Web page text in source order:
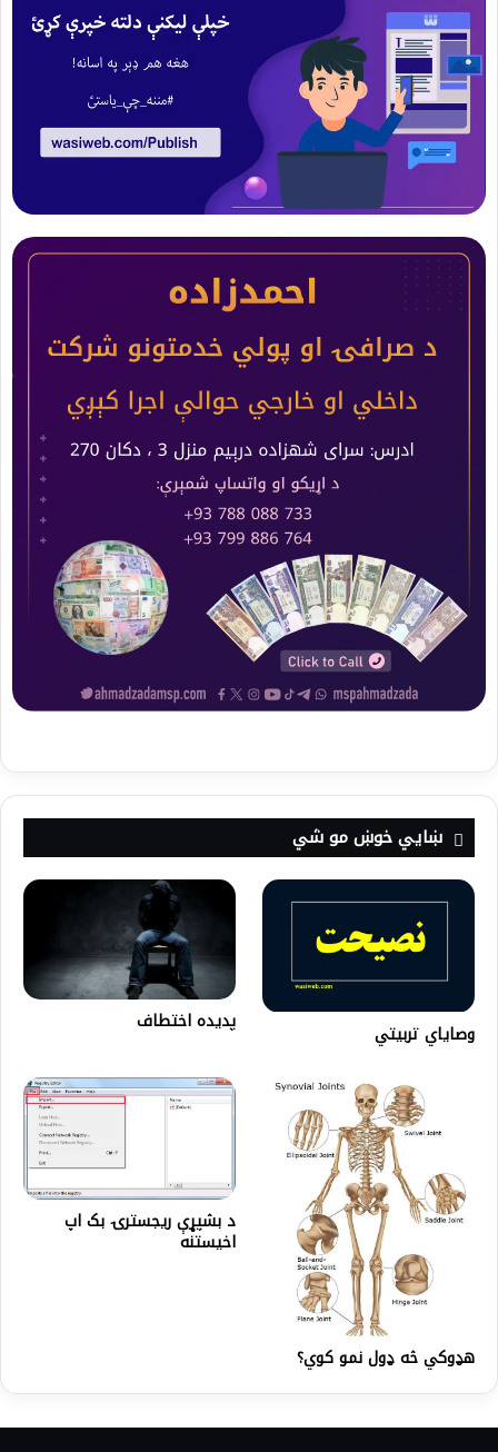
ښايي خوښ مو شي
وصاياي تربيتي پدیده اختطاف
هډوکي څه ډول نمو کوي؟
د بشپړې ریجسترۍ بک اپ
اخیستنه